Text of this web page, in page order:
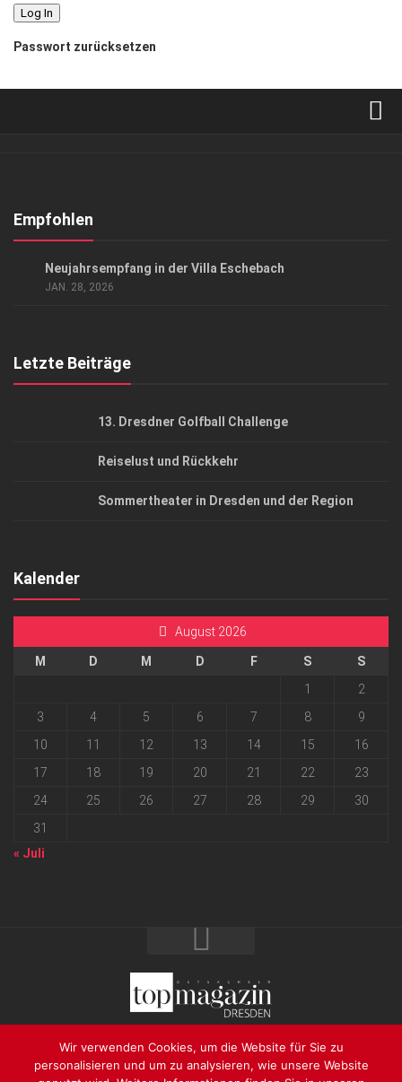
Passwort zurücksetzen
Kontakt, Impressum
Empfohlen
Neujahrsempfang in der Villa Eschebach
JAN. 28, 2026
Letzte Beiträge
13. Dresdner Golfball Challenge
Reiselust und Rückkehr
Sommertheater in Dresden und der Region
Kalender
August 2026
M D M D F S
S
1
2
3
4 5 6 7 8
9
10
11 12 13 14 15
16
17
18 19 20 21 22
23
24
25 26 27 28 29
30
31
« Juli
2026 progressmedia Verlag & Werbeagentur GmbH • Bautzner
Landstraße 62 • 01324 Dresden
Wir verwenden Cookies, um die Website für Sie zu
personalisieren und um zu analysieren, wie unsere Website